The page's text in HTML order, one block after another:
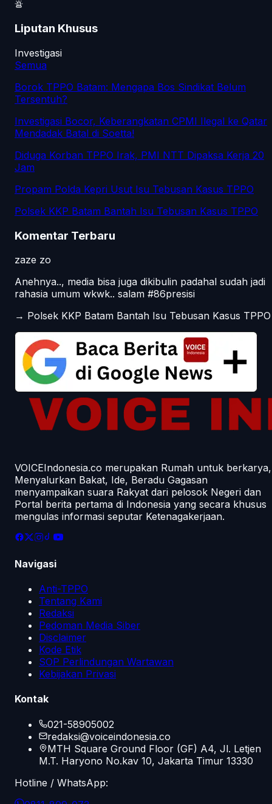
Liputan Khusus
Investigasi
Semua
Borok TPPO Batam: Mengapa Bos Sindikat Belum
Tersentuh?
Investigasi Bocor, Keberangkatan CPMI Ilegal ke Qatar
Mendadak Batal di Soetta!
Diduga Korban TPPO Irak, PMI NTT Dipaksa Kerja 20
Jam
Propam Polda Kepri Usut Isu Tebusan Kasus TPPO
Polsek KKP Batam Bantah Isu Tebusan Kasus TPPO
Komentar Terbaru
zaze zo
Anehnya.., media bisa juga dikibulin padahal sudah jadi
rahasia umum wkwk.. salam #86presisi
→ Polsek KKP Batam Bantah Isu Tebusan Kasus TPPO
VOICEIndonesia.co merupakan Rumah untuk berkarya,
Menyalurkan Bakat, Ide, Beradu Gagasan
menyampaikan suara Rakyat dari pelosok Negeri dan
Portal berita pertama di Indonesia yang secara khusus
mengulas informasi seputar Ketenagakerjaan.
Navigasi
Anti-TPPO
Tentang Kami
Redaksi
Pedoman Media Siber
Disclaimer
Kode Etik
SOP Perlindungan Wartawan
Kebijakan Privasi
Kontak
021-58905002
redaksi@voiceindonesia.co
MTH Square Ground Floor (GF) A4, Jl. Letjen
M.T. Haryono No.kav 10, Jakarta Timur 13330
Hotline / WhatsApp: